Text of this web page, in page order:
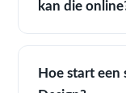
kan die
Hoe start een